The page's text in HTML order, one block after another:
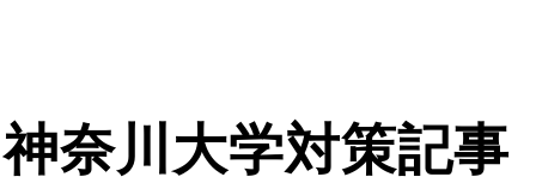
神奈川大学対策記事